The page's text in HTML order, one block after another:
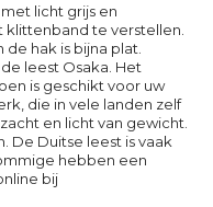
licht grijs en
klittenband te verstellen.
hak is bijna plat.
leest Osaka. Het
is geschikt voor uw
die in vele landen zelf
en licht van gewicht.
De Duitse leest is vaak
hebben een
bij